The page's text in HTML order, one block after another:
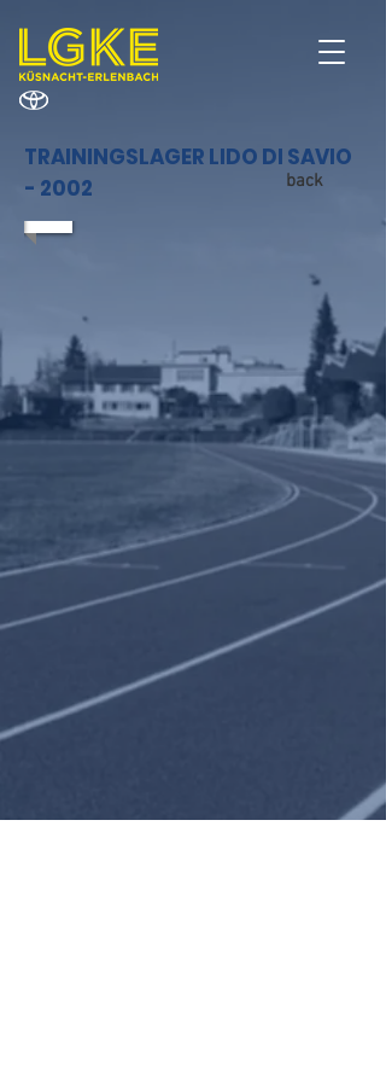
TRAININGSLAGER LIDO DI SAVIO
- 2002
back